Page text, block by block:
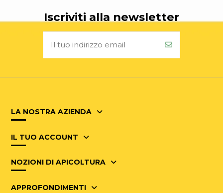
Iscriviti alla newsletter
LA NOSTRA AZIENDA
IL TUO ACCOUNT
NOZIONI DI APICOLTURA
APPROFONDIMENTI